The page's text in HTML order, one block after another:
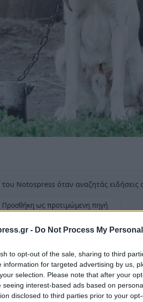
- Do Not Process My
to opt-out of the sale, sharing to third
information for targeted advertising by us,
selection. Please note that after your
seeing interest-based ads based on
disclosed to third parties prior to your
Notospress όταν αναζητάς ειδήσεις
Προσθήκη ως προτιμώμενη πηγή
στα αποτελέσματα της Google
Αστυνομία